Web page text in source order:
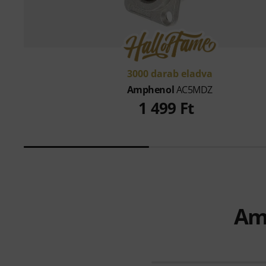
3000 darab eladva
AmphenolAC5MDZ
1 499 Ft